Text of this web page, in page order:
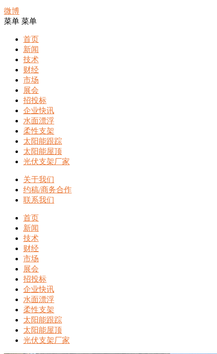
微博
菜单 菜单
首页
新闻
技术
财经
市场
展会
招投标
企业快讯
水面漂浮
柔性支架
太阳能跟踪
太阳能屋顶
光伏支架厂家
关于我们
约稿/商务合作
联系我们
首页
新闻
技术
财经
市场
展会
招投标
企业快讯
水面漂浮
柔性支架
太阳能跟踪
太阳能屋顶
光伏支架厂家